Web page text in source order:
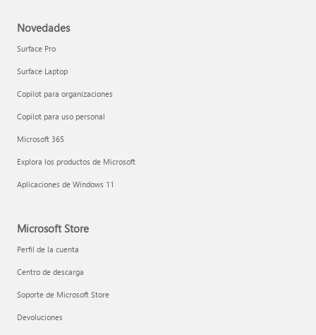
Novedades
Surface Pro
Surface Laptop
Copilot para organizaciones
Copilot para uso personal
Microsoft 365
Explora los productos de Microsoft
Aplicaciones de Windows 11
Microsoft Store
Perfil de la cuenta
Centro de descarga
Soporte de Microsoft Store
Devoluciones